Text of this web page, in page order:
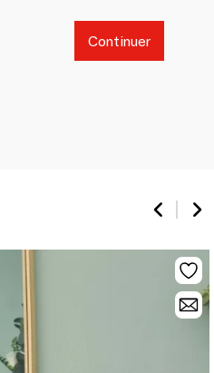
Continuer